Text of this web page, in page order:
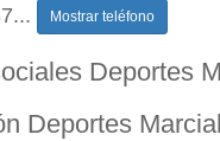
... Mostrar teléfono
Deportes
Deportes Marcial